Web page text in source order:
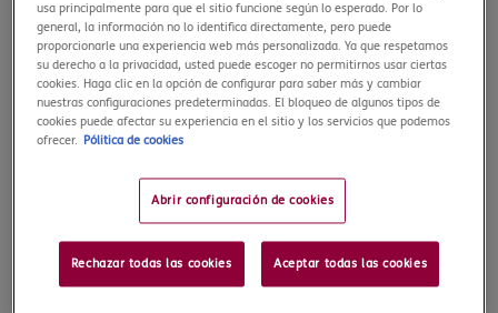
muchas parejas deciden celebrar una «babymoon». Este viaje
especial es una oportunidad perfecta para disfrutar de la
compañía de tu pareja antes de la llegada del pequeño de la
casa. Aprovechar para hacer el último viaje a solas con tu
pareja no solo fortalece la relación, sino que también os
permitirá relajaros y crear recuerdos inolvidables juntos. No
en cuenta algunas consideraciones todo irá sobre ruedas.
A continuación, te dejamos nuestras recomendaciones para
que tu viaje durante el embarazo sea seguro y salga
fenomenal. ¡Empezamos!
usa principalmente para que el sitio funcione según lo esperado. Por lo
general, la información no lo identifica directamente, pero puede
proporcionarle una experiencia web más personalizada. Ya que respetamos
su derecho a la privacidad, usted puede escoger no permitirnos usar ciertas
cookies. Haga clic en la opción de configurar para saber más y cambiar
nuestras configuraciones predeterminadas. El bloqueo de algunos tipos de
cookies puede afectar su experiencia en el sitio y los servicios que podemos
ofrecer.
Pólitica de cookies
Abrir configuración de cookies
Rechazar todas las cookies Aceptar todas las cookies